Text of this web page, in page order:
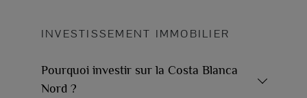
INVESTISSEMENT IMMOBILIER
Pourquoi investir sur la Costa Blanca
Nord ?